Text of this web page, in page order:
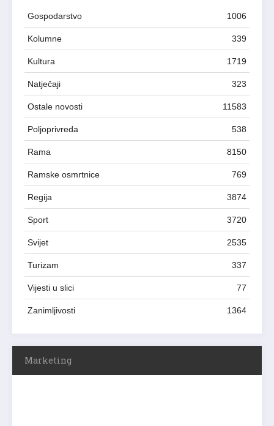
Gospodarstvo 1006
Kolumne 339
Kultura 1719
Natječaji 323
Ostale novosti 11583
Poljoprivreda 538
Rama 8150
Ramske osmrtnice 769
Regija 3874
Sport 3720
Svijet 2535
Turizam 337
Vijesti u slici 77
Zanimljivosti 1364
Marketing